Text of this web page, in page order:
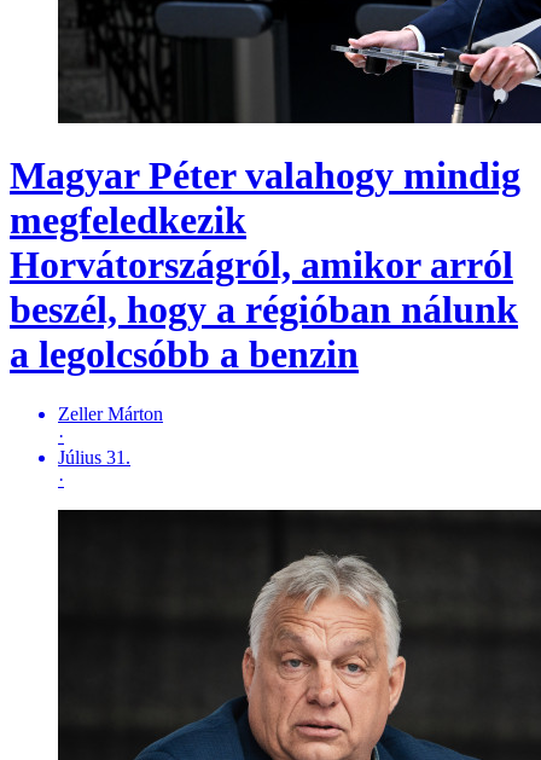
Magyar Péter valahogy mindig
megfeledkezik
Horvátországról, amikor arról
beszél, hogy a régióban nálunk
a legolcsóbb a benzin
Zeller Márton
·
Július 31.
·